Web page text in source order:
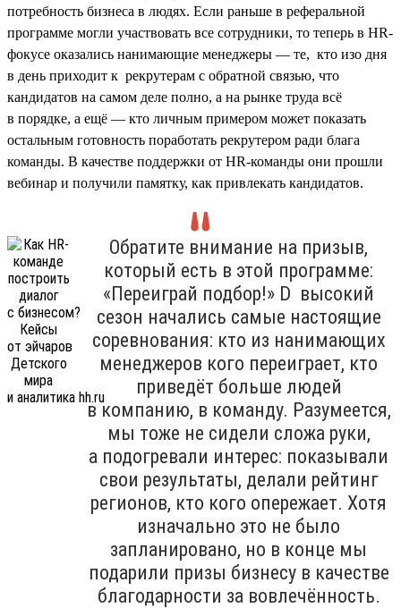
потребность бизнеса в людях. Если раньше в реферальной
программе могли участвовать все сотрудники, то теперь в HR-
фокусе оказались нанимающие менеджеры — те, кто изо дня
в день приходит к рекрутерам с обратной связью, что
кандидатов на самом деле полно, а на рынке труда всё
в порядке, а ещё — кто личным примером может показать
остальным готовность поработать рекрутером ради блага
команды. В качестве поддержки от HR-команды они прошли
вебинар и получили памятку, как привлекать кандидатов.
Обратите внимание на призыв,
который есть в этой программе:
«Переиграй подбор!» D высокий
сезон начались самые настоящие
соревнования: кто из нанимающих
менеджеров кого переиграет, кто
приведёт больше людей
в компанию, в команду. Разумеется,
мы тоже не сидели сложа руки,
а подогревали интерес: показывали
свои результаты, делали рейтинг
регионов, кто кого опережает. Хотя
изначально это не было
запланировано, но в конце мы
подарили призы бизнесу в качестве
благодарности за вовлечённость.